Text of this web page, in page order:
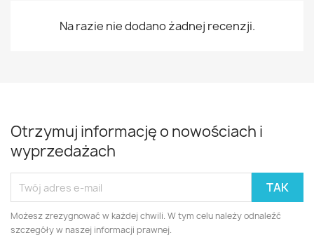
Na razie nie dodano żadnej recenzji.
Otrzymuj informację o nowościach i
wyprzedażach
Możesz zrezygnować w każdej chwili. W tym celu należy odnaleźć
szczegóły w naszej informacji prawnej.